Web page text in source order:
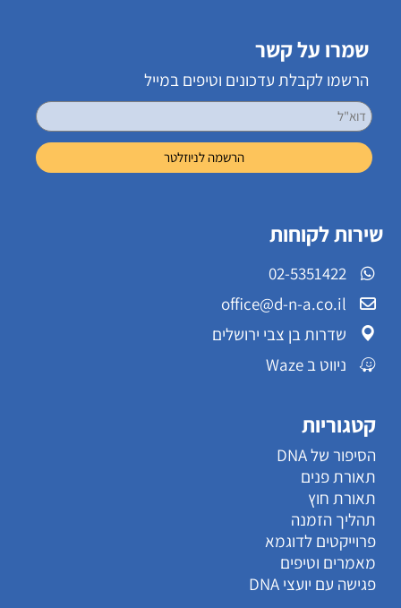
שמרו על קשר
הרשמו לקבלת עדכונים וטיפים במייל
שירות לקוחות
02-5351422
office@d-n-a.co.il
שדרות בן צבי ירושלים
ניווט ב Waze
קטגוריות
הסיפור של DNA
תאורת פנים
תאורת חוץ
תהליך הזמנה
פרוייקטים לדוגמא
מאמרים וטיפים
פגישה עם יועצי DNA